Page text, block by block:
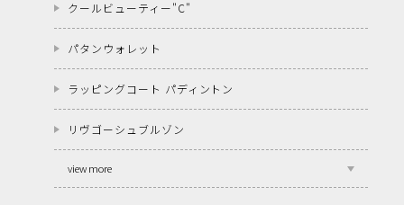
クールビューティー"C"
パタンウォレット
ラッピングコート パディントン
リヴゴーシュブルゾン
view more